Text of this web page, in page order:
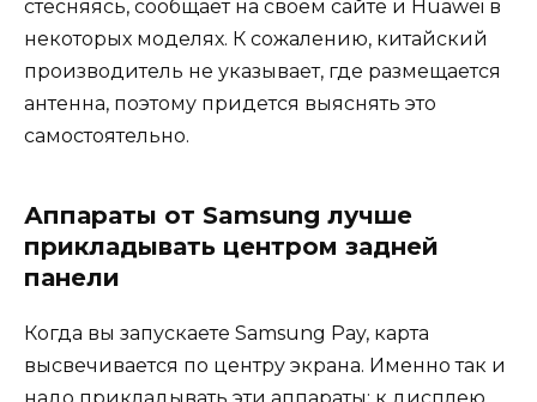
стесняясь, сообщает на своем сайте и Huawei в
некоторых моделях. К сожалению, китайский
производитель не указывает, где размещается
антенна, поэтому придется выяснять это
самостоятельно.
Аппараты от Samsung лучше
прикладывать центром задней
панели
Когда вы запускаете Samsung Pay, карта
высвечивается по центру экрана. Именно так и